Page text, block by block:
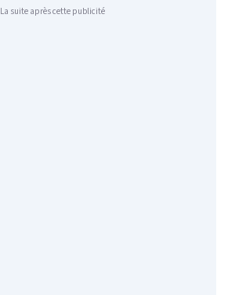
La suite après cette publicité